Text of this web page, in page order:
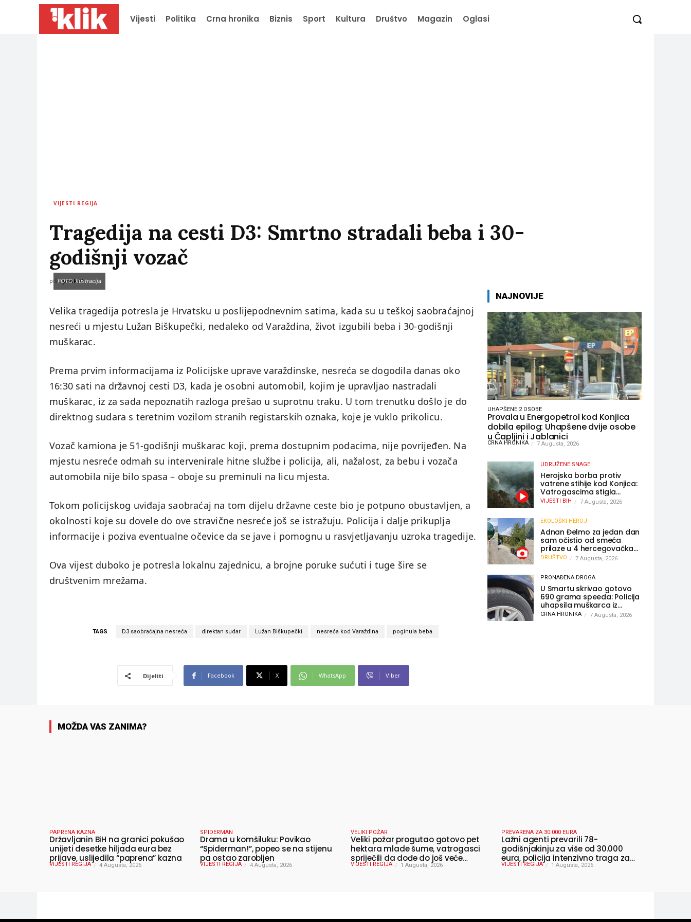
Vijesti Politika Crna hronika Biznis Sport Kultura Društvo Magazin Oglasi
VIJESTI REGIJA
Tragedija na cesti D3: Smrtno stradali beba i 30-
godišnji vozač
piše:prviklik
FOTO: Ilustracija
Velika tragedija potresla je Hrvatsku u poslijepodnevnim satima, kada su u teškoj saobraćajnoj
nesreći u mjestu Lužan Biškupečki, nedaleko od Varaždina, život izgubili beba i 30-godišnji
muškarac.
Prema prvim informacijama iz Policijske uprave varaždinske, nesreća se dogodila danas oko
16:30 sati na državnoj cesti D3, kada je osobni automobil, kojim je upravljao nastradali
muškarac, iz za sada nepoznatih razloga prešao u suprotnu traku. U tom trenutku došlo je do
direktnog sudara s teretnim vozilom stranih registarskih oznaka, koje je vuklo prikolicu.
Vozač kamiona je 51-godišnji muškarac koji, prema dostupnim podacima, nije povrijeđen. Na
mjestu nesreće odmah su intervenirale hitne službe i policija, ali, nažalost, za bebu i vozača
automobila nije bilo spasa – oboje su preminuli na licu mjesta.
Tokom policijskog uviđaja saobraćaj na tom dijelu državne ceste bio je potpuno obustavljen, a
okolnosti koje su dovele do ove stravične nesreće još se istražuju. Policija i dalje prikuplja
informacije i poziva eventualne očevice da se jave i pomognu u rasvjetljavanju uzroka tragedije.
Ova vijest duboko je potresla lokalnu zajednicu, a brojne poruke sućuti i tuge šire se
društvenim mrežama.
TAGS D3 saobraćajna nesreća direktan sudar Lužan Biškupečki nesreća kod Varaždina poginula beba
Dijeliti Facebook X WhatsApp Viber
NAJNOVIJE
UHAPŠENE 2 OSOBE
Provala u Energopetrol kod Konjica
dobila epilog: Uhapšene dvije osobe
u Čapljini i Jablanici
CRNA HRONIKA 7 Augusta, 2026
UDRUŽENE SNAGE
Herojska borba protiv
vatrene stihije kod Konjica:
Vatrogascima stigla
pomoć iz Sarajeva,
helikopteri i Air Tractori
udružili snage
VIJESTI BIH 7 Augusta, 2026
EKOLOŠKI HEROJ
Adnan Đelmo za jedan dan
sam očistio od smeća
prilaze u 4 hercegovačka
grada: “Danas nisam čistio
samo smeće, čistio sam
sliku o nama”
DRUŠTVO 7 Augusta, 2026
PRONAĐENA DROGA
U Smartu skrivao gotovo
690 grama speeda: Policija
uhapsila muškarca iz
Hercegovine
CRNA HRONIKA 7 Augusta, 2026
MOŽDA VAS ZANIMA?
PAPRENA KAZNA
Državljanin BiH na granici pokušao
unijeti desetke hiljada eura bez
prijave, uslijedila “paprena” kazna
VIJESTI REGIJA 4 Augusta, 2026
SPIDERMAN
Drama u komšiluku: Povikao
“Spiderman!”, popeo se na stijenu
pa ostao zarobljen
VIJESTI REGIJA 4 Augusta, 2026
VELIKI POŽAR
Veliki požar progutao gotovo pet
hektara mlade šume, vatrogasci
spriječili da dođe do još veće
katastrofe
VIJESTI REGIJA 1 Augusta, 2026
PREVARENA ZA 30.000 EURA
Lažni agenti prevarili 78-
godišnjakinju za više od 30.000
eura, policija intenzivno traga za
počiniteljima
VIJESTI REGIJA 1 Augusta, 2026